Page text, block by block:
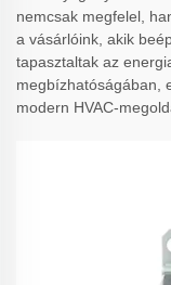
nemcsak megfelel,
a vásárlóink, akik
tapasztaltak az
megbízhatóságában,
modern HVAC-